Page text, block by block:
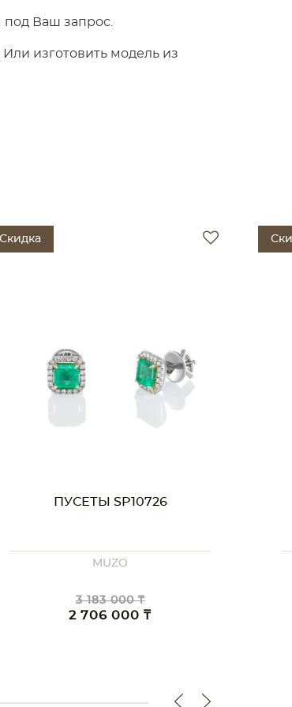
Ваш запрос.
изготовить модель из
Скидка
ПУСЕТЫ SP01909
MUZO
1 609 000 ₸
1 368 000 ₸